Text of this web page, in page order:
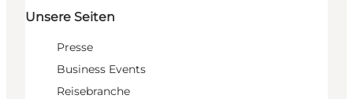
Unsere Seiten
Presse
Business Events
Reisebranche